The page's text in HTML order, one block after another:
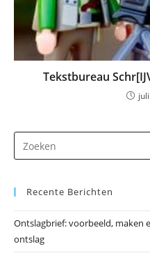
Tekstbureau
Recente Berichten
Ontslagbrief: voorbeeld, maken
ontslag